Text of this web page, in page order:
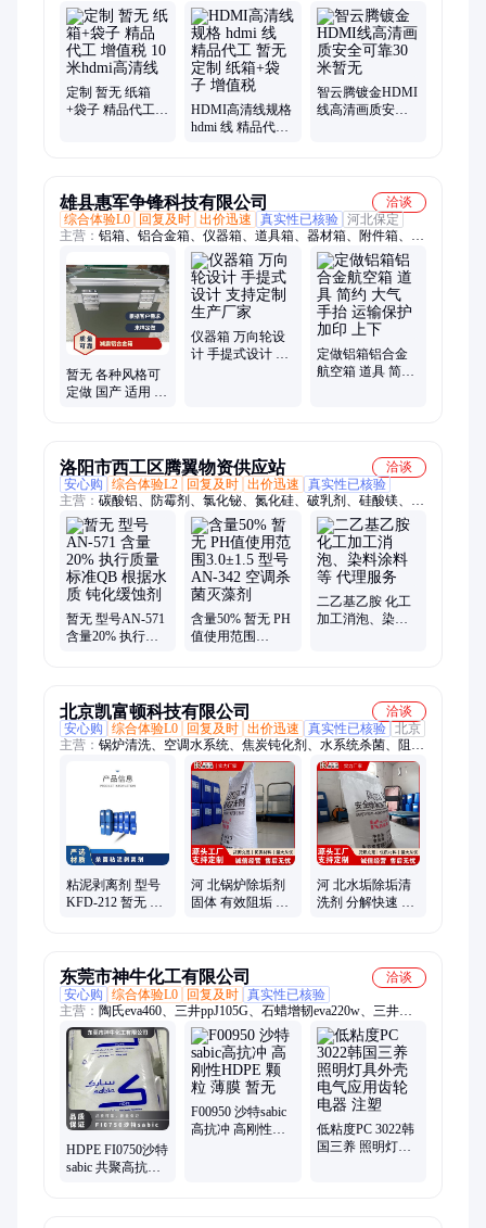
定制 暂无 纸箱
+袋子 精品代工
HDMI高清线规格
hdmi 线 精品代工
智云腾镀金HDMI
线高清画质安全
雄县惠军争锋科技有限公司
洽谈
综合体验L0
回复及时 出价迅速 真实性已核验 河北保定
主营： 铝箱、铝合金箱、仪器箱、道具箱、器材箱、附件箱、收
纳箱、航空箱、工具箱、电子仪表箱、实验仪器包装箱、消防器
材箱、指挥作业箱、侦查作业箱、勘测仪器包装箱、仪器仪表
箱、乐器包装箱、舞台道具箱、服装道具箱、运输储备箱、通讯
设备箱、五金工具箱、铝合金航空箱、产品展示箱、物资器材箱
暂无 各种风格可
定做 国产 适用 仪
仪器箱 万向轮设
计 手提式设计 支
定做铝箱铝合金
航空箱 道具 简约
洛阳市西工区腾翼物资供应站
洽谈
安心购
综合体验L2 回复及时 出价迅速
真实性已核验
主营： 碳酸铝、防霉剂、氯化铋、氮化硅、破乳剂、硅酸镁、磷
酸铝、化学试剂、抗静电剂、乙酸乙酯、氢氧化镁、焦磷酸钠、
干燥通风、次磷酸镁、氯化氢乙醇、氯化氢甲醇、聚丙烯酸钾、
闪点提高剂、柴油降凝剂、硫代硫酸铵、聚丙烯酰胺、多聚磷酸
钠、25公斤纸板桶、硫代乙醇酸钠、高分子絮凝剂
暂无 型号AN-571
含量20% 执行质
含量50% 暂无 PH
值使用范围
二乙基乙胺 化工
加工消泡、染料
北京凯富顿科技有限公司
洽谈
安心购
综合体验L0 回复及时 出价迅速 真实性已核验 北京
主营： 锅炉清洗、空调水系统、焦炭钝化剂、水系统杀菌、阻垢
分散剂、洗涤高温水、粉尘抑制剂、脱硫增效剂、在线清洗剂、
氧化除藻剂、杀菌灭藻剂、水系统管道、无二氧化氯、空调冷凝
器、金属表面油污、清除附着藻类、烟气湿法脱硫、高电导反渗
透、通风系统清洗、空调风机盘管、导热油炉清洗、玻璃鳞片胶
泥、烟气脱硫脱硝、锅炉除垢除锈、填料水垢清洗
粘泥剥离剂 型号
KFD-212 暂无 PH
河 北锅炉除垢剂
固体 有效阻垢 管
河 北水垢除垢清
洗剂 分解快速 速
东莞市神牛化工有限公司
洽谈
安心购
综合体验L0 回复及时 真实性已核验
主营： 陶氏eva460、三井ppJ105G、石蜡增韧eva220w、三井
eva260、热熔级eva250、普瑞曼ppj105g
HDPE FI0750沙特
sabic 共聚高抗冲
F00950 沙特sabic
高抗冲 高刚性
低粘度PC 3022韩
国三养 照明灯具